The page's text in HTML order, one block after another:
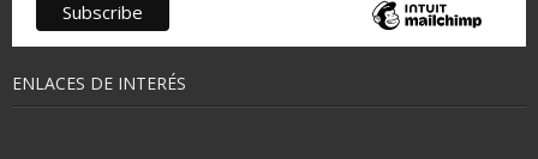
ENLACES DE INTERÉS